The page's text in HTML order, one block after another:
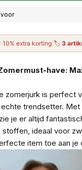
extra korting| 🏷 3
have:
zomerjurk is perfect
trendsetter.
je er altijd
stoffen, ideaal voor
item toe aan je